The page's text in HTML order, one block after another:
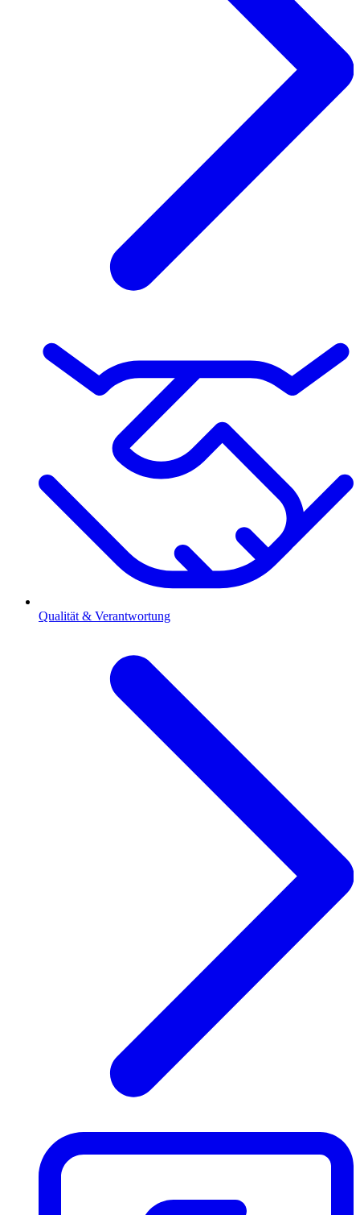
Qualität & Verantwortung